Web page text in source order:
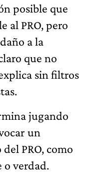
posible que
al PRO, pero
a la
que no
sin filtros
jugando
un
PRO, como
o verdad.